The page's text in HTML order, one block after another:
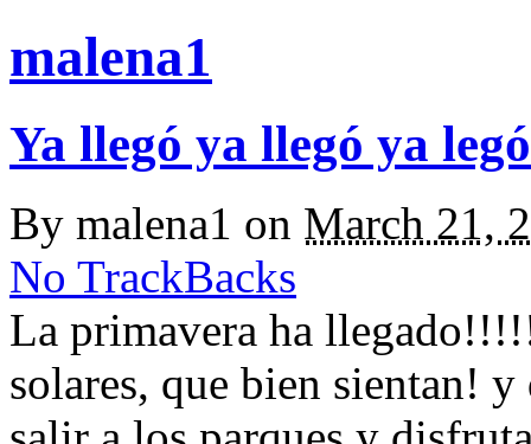
malena1
Ya llegó ya llegó ya
By malena1 on March 21,
No TrackBacks
La primavera ha
solares, que bien sientan! y